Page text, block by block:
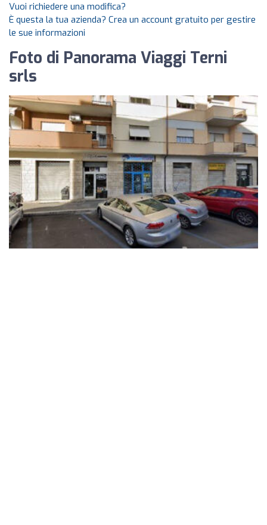
Vuoi richiedere una modifica?
È questa la tua azienda? Crea un account gratuito per gestire
le sue informazioni
Foto di Panorama Viaggi Terni
srls